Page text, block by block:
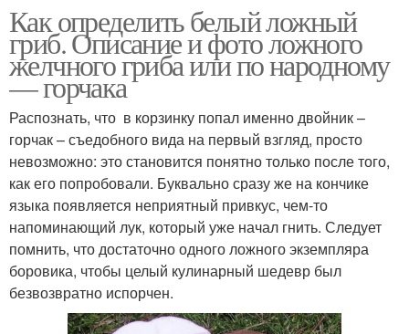
Как определить белый ложный
гриб. Описание и фото ложного
желчного гриба или по народному
— горчака
Распознать, что в корзинку попал именно двойник –
горчак – съедобного вида на первый взгляд, просто
невозможно: это становится понятно только после того,
как его попробовали. Буквально сразу же на кончике
языка появляется неприятный привкус, чем-то
напоминающий лук, который уже начал гнить. Следует
помнить, что достаточно одного ложного экземпляра
боровика, чтобы целый кулинарный шедевр был
безвозвратно испорчен.